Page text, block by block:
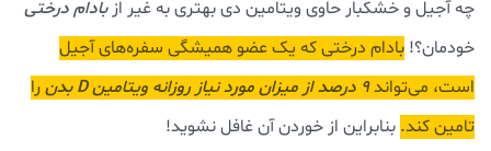
چه آجیل و خشکبار حاوی ویتامین دی بهتری به غیر ازبادام درختی
خودمان؟! بادام درختی که یک عضو همیشگی سفره‌های آجیل
است، می‌تواند۹ درصد از میزان مورد نیاز روزانه ویتامین D بدن
را
تامین کند. بنابراین از خوردن آن غافل نشوید!